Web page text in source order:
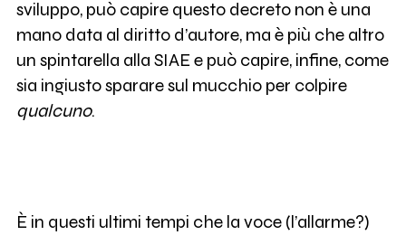
sviluppo, può capire questo decreto non è una
mano data al diritto d’autore, ma è più che altro
un spintarella alla SIAE e può capire, infine, come
sia ingiusto sparare sul mucchio per colpire
qualcuno.
È in questi ultimi tempi che la voce (l’allarme?)